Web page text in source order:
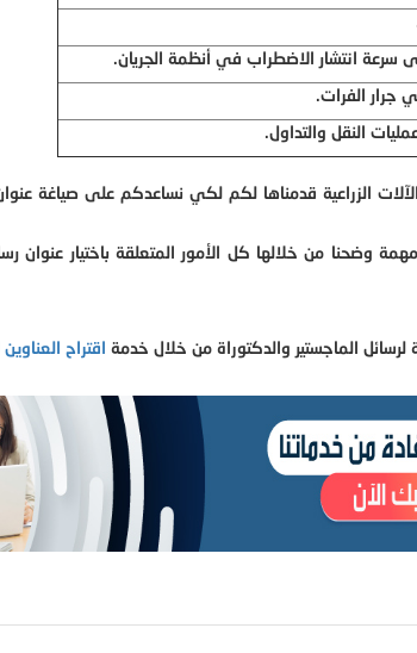
سرعة انتشار الاضطراب في أنظمة الجريان.
جرار الفرات.
النقل والتداول.
الزراعية قدمناها لكم لكي نساعدكم على صياغة عنوان
وضحنا من خلالها كل الأمور المتعلقة باختيار عنوان
الماجستير والدكتوراة من خلال خدمة اقتراح